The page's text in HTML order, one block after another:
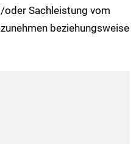
Sachleistung vom
beziehungsweise